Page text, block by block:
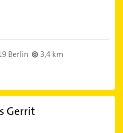
Berlin
3,4 km
Gerrit